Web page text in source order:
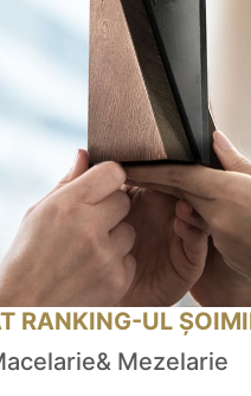
RANKING-UL
Mezelarie